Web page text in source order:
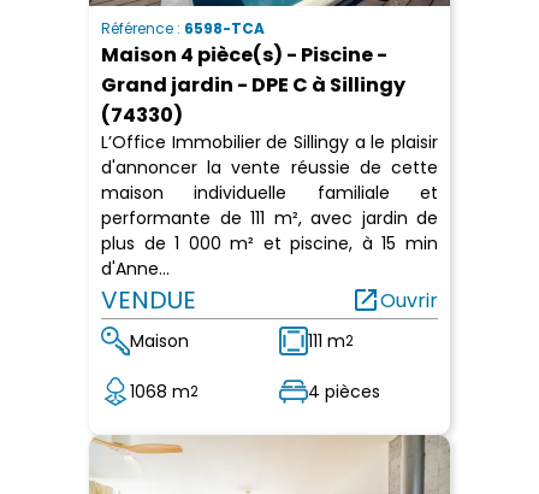
Référence : 6598-TCA
Maison 4 pièce(s) - Piscine -
Grand jardin - DPE C à Sillingy
(74330)
L’Office Immobilier de Sillingy a le plaisir
d'annoncer la vente réussie de cette
maison individuelle familiale et
performante de 111 m², avec jardin de
plus de 1 000 m² et piscine, à 15 min
d'Anne...
VENDUE open_in_newOuvrir
Maison 111 m2
1068 m2 4 pièces